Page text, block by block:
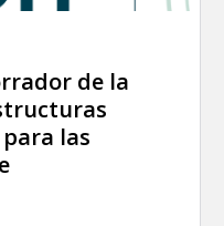
de la
las